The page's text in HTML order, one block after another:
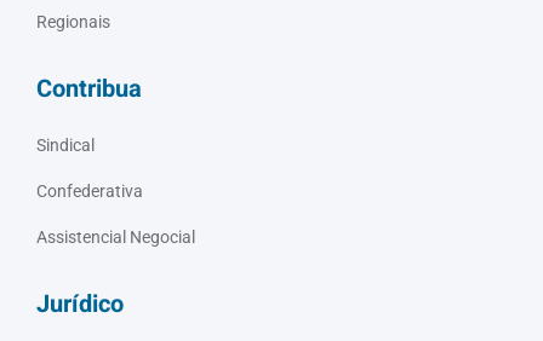
Regionais
Contribua
Sindical
Confederativa
Assistencial Negocial
Jurídico